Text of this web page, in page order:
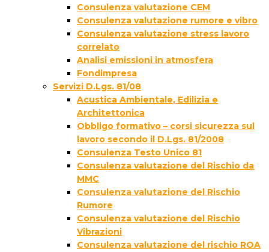
Consulenza valutazione CEM
Consulenza valutazione rumore e vibro
Consulenza valutazione stress lavoro
correlato
Analisi emissioni in atmosfera
Fondimpresa
Servizi D.Lgs. 81/08
Acustica Ambientale, Edilizia e
Architettonica
Obbligo formativo – corsi sicurezza sul
lavoro secondo il D.Lgs. 81/2008
Consulenza Testo Unico 81
Consulenza valutazione del Rischio da
MMC
Consulenza valutazione del Rischio
Rumore
Consulenza valutazione del Rischio
Vibrazioni
Consulenza valutazione del rischio ROA